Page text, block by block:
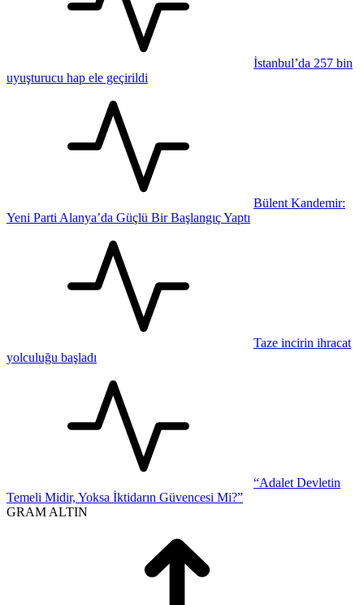
İstanbul’da 257 bin
uyuşturucu hap ele geçirildi
Bülent Kandemir:
Yeni Parti Alanya’da Güçlü Bir Başlangıç Yaptı
Taze incirin ihracat
yolculuğu başladı
“Adalet Devletin
Temeli Midir, Yoksa İktidarın Güvencesi Mi?”
GRAM ALTIN